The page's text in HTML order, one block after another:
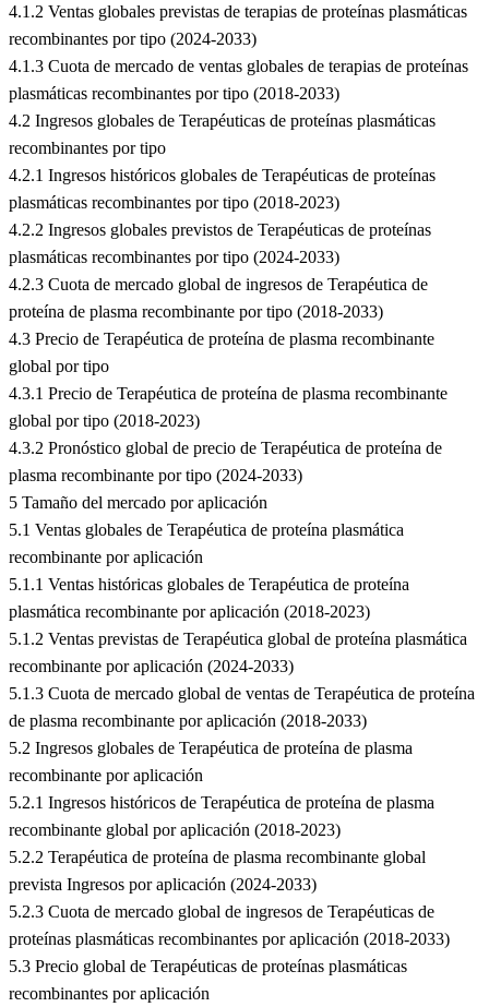
4.1.2 Ventas globales previstas de terapias de proteínas plasmáticas
recombinantes por tipo (2024-2033)
4.1.3 Cuota de mercado de ventas globales de terapias de proteínas
plasmáticas recombinantes por tipo (2018-2033)
4.2 Ingresos globales de Terapéuticas de proteínas plasmáticas
recombinantes por tipo
4.2.1 Ingresos históricos globales de Terapéuticas de proteínas
plasmáticas recombinantes por tipo (2018-2023)
4.2.2 Ingresos globales previstos de Terapéuticas de proteínas
plasmáticas recombinantes por tipo (2024-2033)
4.2.3 Cuota de mercado global de ingresos de Terapéutica de
proteína de plasma recombinante por tipo (2018-2033)
4.3 Precio de Terapéutica de proteína de plasma recombinante
global por tipo
4.3.1 Precio de Terapéutica de proteína de plasma recombinante
global por tipo (2018-2023)
4.3.2 Pronóstico global de precio de Terapéutica de proteína de
plasma recombinante por tipo (2024-2033)
5 Tamaño del mercado por aplicación
5.1 Ventas globales de Terapéutica de proteína plasmática
recombinante por aplicación
5.1.1 Ventas históricas globales de Terapéutica de proteína
plasmática recombinante por aplicación (2018-2023)
5.1.2 Ventas previstas de Terapéutica global de proteína plasmática
recombinante por aplicación (2024-2033)
5.1.3 Cuota de mercado global de ventas de Terapéutica de proteína
de plasma recombinante por aplicación (2018-2033)
5.2 Ingresos globales de Terapéutica de proteína de plasma
recombinante por aplicación
5.2.1 Ingresos históricos de Terapéutica de proteína de plasma
recombinante global por aplicación (2018-2023)
5.2.2 Terapéutica de proteína de plasma recombinante global
prevista Ingresos por aplicación (2024-2033)
5.2.3 Cuota de mercado global de ingresos de Terapéuticas de
proteínas plasmáticas recombinantes por aplicación (2018-2033)
5.3 Precio global de Terapéuticas de proteínas plasmáticas
recombinantes por aplicación